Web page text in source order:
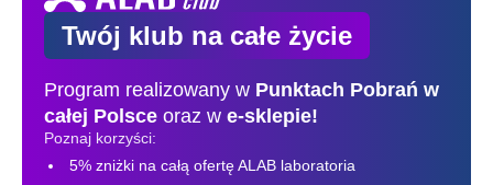
Twój klub na całe życie
Program realizowany w Punktach Pobrań w
całej Polsce oraz w e-sklepie!
Poznaj korzyści:
5% zniżki na całą ofertę ALAB laboratoria